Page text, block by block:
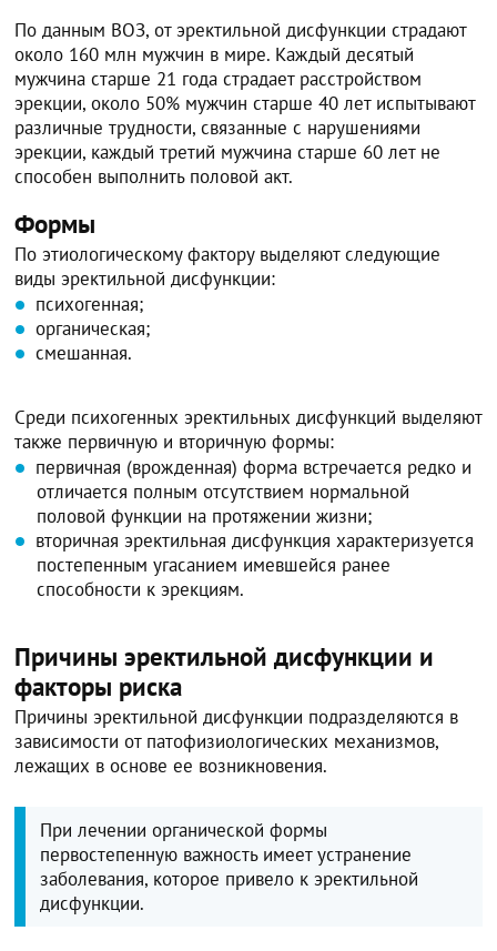
По данным ВОЗ, от эректильной дисфункции страдают
около 160 млн мужчин в мире. Каждый десятый
мужчина старше 21 года страдает расстройством
эрекции, около 50% мужчин старше 40 лет испытывают
различные трудности, связанные с нарушениями
эрекции, каждый третий мужчина старше 60 лет не
способен выполнить половой акт.
Формы
По этиологическому фактору выделяют следующие
виды эректильной дисфункции:
психогенная;
органическая;
смешанная.
Среди психогенных эректильных дисфункций выделяют
также первичную и вторичную формы:
первичная (врожденная) форма встречается редко и
отличается полным отсутствием нормальной
половой функции на протяжении жизни;
вторичная эректильная дисфункция характеризуется
постепенным угасанием имевшейся ранее
способности к эрекциям.
Причины эректильной дисфункции и
факторы риска
Причины эректильной дисфункции подразделяются в
зависимости от патофизиологических механизмов,
лежащих в основе ее возникновения.
При лечении органической формы
первостепенную важность имеет устранение
заболевания, которое привело к эректильной
дисфункции.